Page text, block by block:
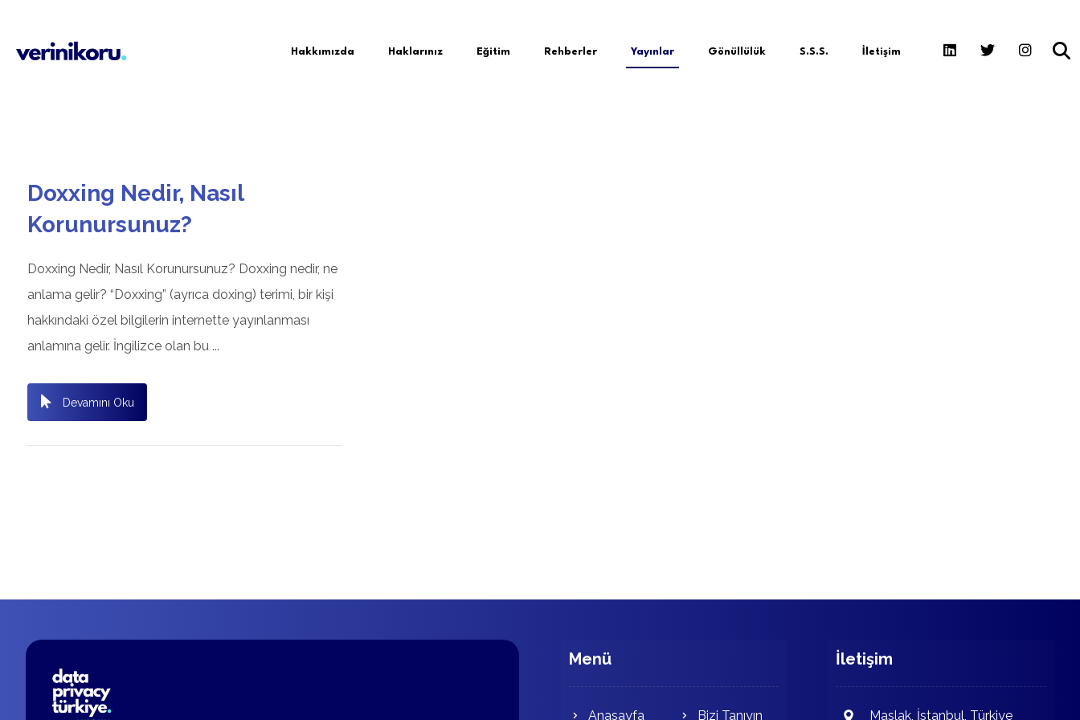
Hakkımızda Haklarınız Eğitim Rehberler Yayınlar Gönüllülük S.S.S. İletişim
Doxxing Nedir, Nasıl
Korunursunuz?
Doxxing Nedir, Nasıl Korunursunuz? Doxxing nedir, ne
anlama gelir? “Doxxing” (ayrıca doxing) terimi, bir kişi
hakkındaki özel bilgilerin internette yayınlanması
anlamına gelir. İngilizce olan bu ...
Devamını Oku
Menü
Anasayfa Bizi Tanıyın
İletişim
Maslak, İstanbul, Türkiye